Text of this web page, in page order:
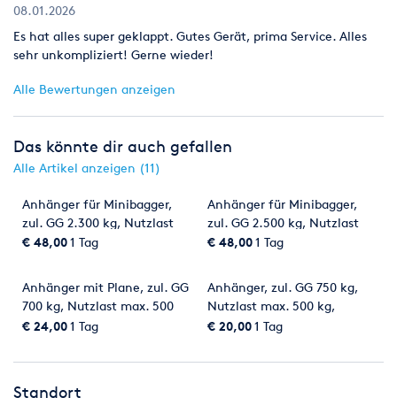
08.01.2026
Es hat alles super geklappt. Gutes Gerät, prima Service. Alles
sehr unkompliziert! Gerne wieder!
Alle Bewertungen anzeigen
Das könnte dir auch gefallen
Alle Artikel anzeigen (11)
Anhänger für Minibagger,
zul. GG 2.300 kg, Nutzlast
max. 1.850 kg
€ 48,001 Tag
Anhänger für Minibagger,
zul. GG 2.500 kg, Nutzlast
max. 2.000 kg
€ 48,001 Tag
Anhänger mit Plane, zul. GG
700 kg, Nutzlast max. 500
kg, Ladefläche 2 x 1 m
€ 24,001 Tag
Anhänger, zul. GG 750 kg,
Nutzlast max. 500 kg,
Ladefläche 2,05 x 1,15 x 0,3
€ 20,001 Tag
Standort